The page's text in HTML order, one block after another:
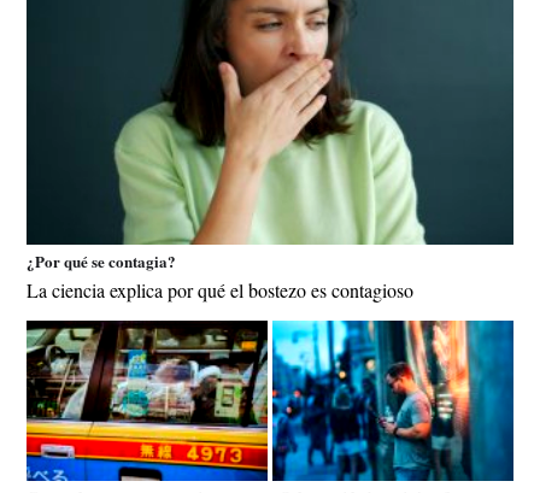
¿Por qué se contagia?
La ciencia explica por qué el bostezo es contagioso